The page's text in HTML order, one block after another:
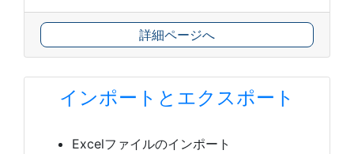
詳細ページへ
インポートとエクスポート
Excelファイルのインポート